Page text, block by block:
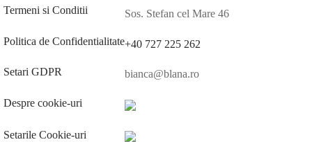
Termeni si Conditii
Politica de Confidentialitate
Setari GDPR
Despre cookie-uri
Setarile Cookie-uri
Sos. Stefan cel Mare 46
+40 727 225 262
bianca@blana.ro